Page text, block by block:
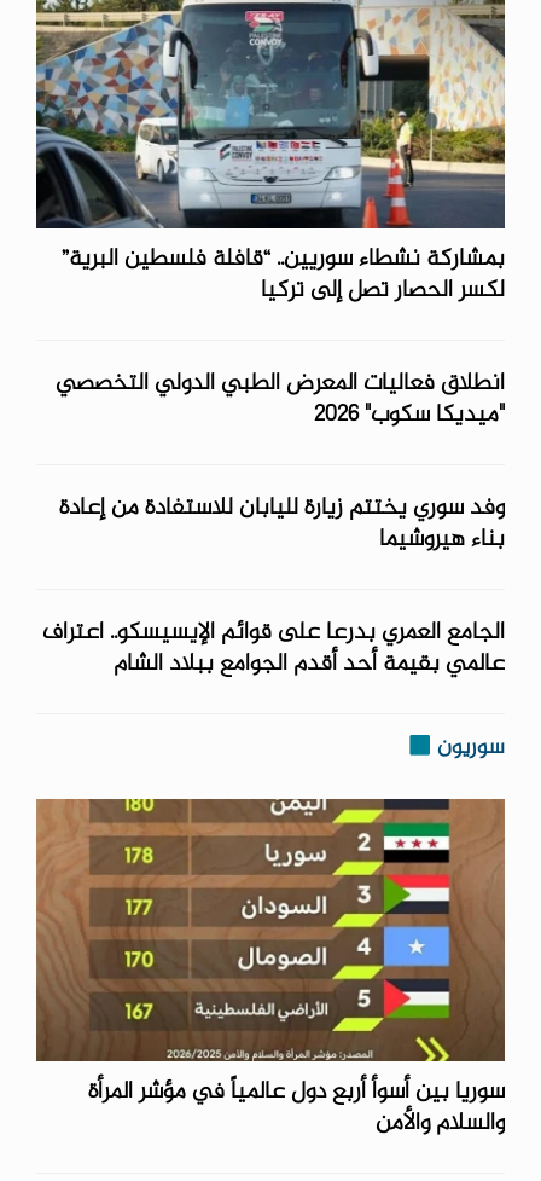
بمشاركة نشطاء سوريين.. “قافلة فلسطين البرية”
لكسر الحصار تصل إلى تركيا
انطلاق فعاليات ‏المعرض الطبي الدولي التخصصي
"ميديكا سكوب" 2026 ‎
وفد سوري يختتم زيارة لليابان للاستفادة من إعادة
بناء هيروشيما
الجامع العمري بدرعا على قوائم الإيسيسكو.. اعتراف
عالمي بقيمة أحد أقدم الجوامع ببلاد الشام
سوريون
سوريا بين أسوأ أربع دول عالمياً في مؤشر المرأة
والسلام والأمن